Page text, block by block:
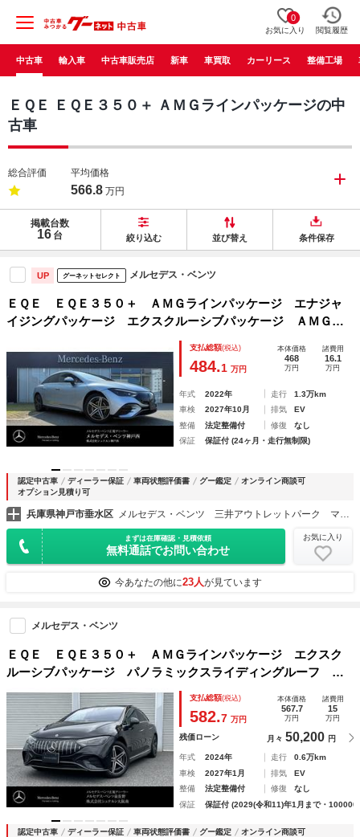
0
お気に入り 閲覧履歴
中古車 輸入車 中古車販売店 新車 車買取 カーリース 整備工場
ＥＱＥ ＥＱＥ３５０＋ ＡＭＧラインパッケージの中
古車
総合評価 平均価格
566.8 万円
掲載台数
16 台 絞り込む 並び替え 条件保存
UP グーネットセレクト メルセデス・ベンツ
ＥＱＥ ＥＱＥ３５０＋ ＡＭＧラインパッケージ エナジャ
イジングパッケージ エクスクルーシブパッケージ ＡＭＧラ
インパッケージ パノラミックスライディングルーフ ハイテ
ックシルバー ワイヤレスチャージング ブラインドスポット
アシスト タイプＣ
支払総額(税込)
484.1 万円
本体価格
468
万円
諸費用
16.1
万円
年式 2022年 走行
1.3万km
車検
2027年10月 排気
EV
整備
法定整備付 修復
なし
保証
保証付 (24ヶ月・走行無制限)
認定中古車 ディーラー保証 車両状態評価書 グー鑑定
オンライン商談可
オプション見積り可
兵庫県神戸市垂水区 メルセデス・ベンツ 三井アウトレットパーク マリンピア神戸店株式会社シュテルン神戸西
まずは在庫確認・見積依頼
無料通話でお問い合わせ
お気に入り
今あなたの他に23人が見ています
メルセデス・ベンツ
ＥＱＥ ＥＱＥ３５０＋ ＡＭＧラインパッケージ エクスク
ルーシブパッケージ パノラミックスライディングルーフ エ
ナジャイジングパッケージ ヘッドアップディスプレイ ３６
０度カメラ ブルメスター レーダーセーフティパッケージ
ＡＲナビ 新車保証継承
支払総額(税込)
582.7 万円
本体価格
567.7
万円
諸費用
15
万円
残価ローン 月々 50,200 円
年式 2024年 走行
0.6万km
車検
2027年1月 排気
EV
整備
法定整備付 修復
なし
保証
保証付 (2029(令和11)年1月まで・
認定中古車 ディーラー保証 車両状態評価書 グー鑑定
オンライン商談可